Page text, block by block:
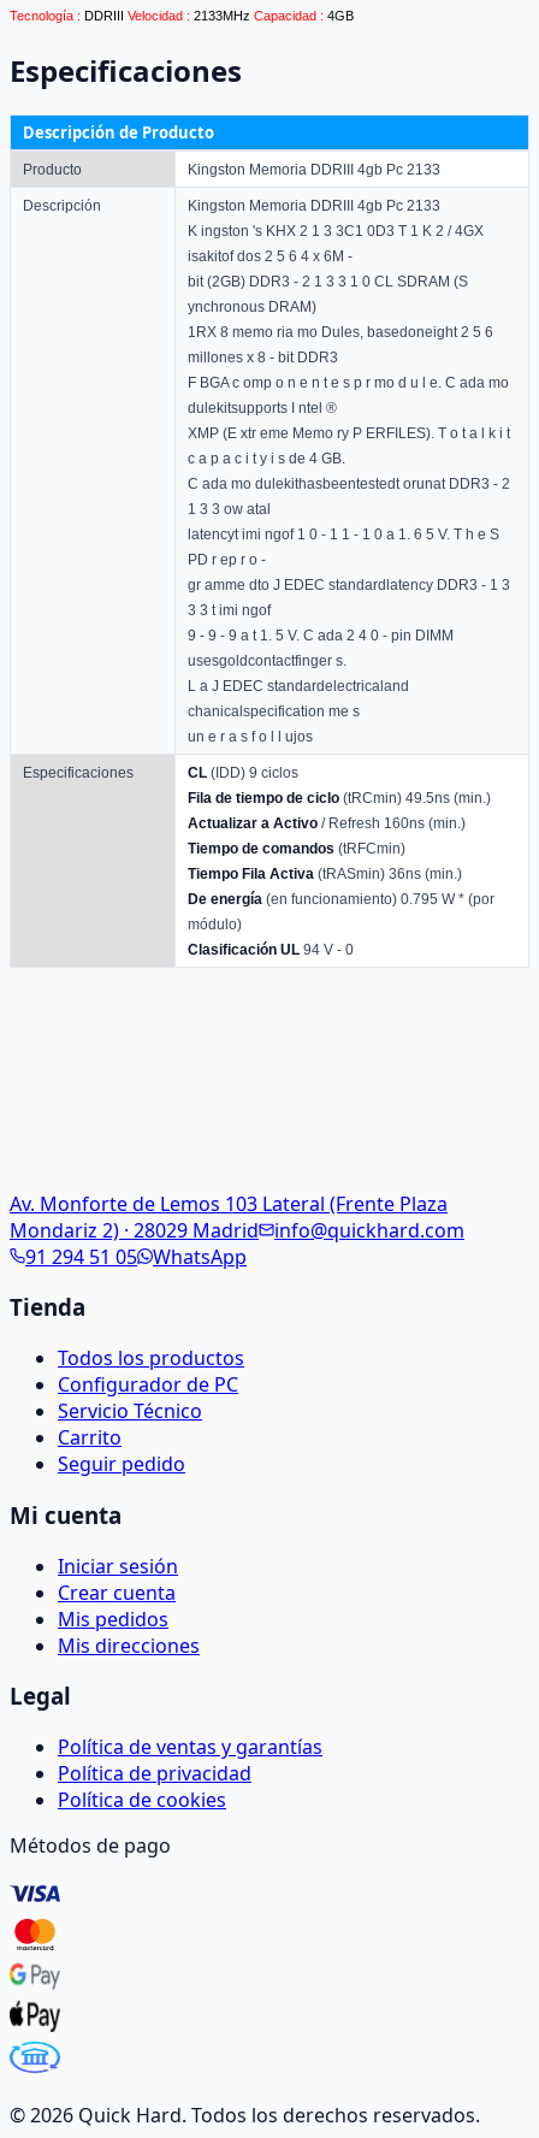
Tecnología : DDRIII Velocidad : 2133MHz Capacidad : 4GB
Especificaciones
Descripción de Producto
Producto Kingston Memoria DDRIII 4gb Pc 2133
Descripción
Kingston Memoria DDRIII 4gb Pc 2133
K ingston 's KHX 2 1 3 3C1 0D3 T 1 K 2 / 4GX
isakitof dos 2 5 6 4 x 6M -
bit (2GB) DDR3 - 2 1 3 3 1 0 CL SDRAM (S
ynchronous DRAM)
1RX 8 memo ria mo Dules, basedoneight 2 5 6
millones x 8 - bit DDR3
F BGA c omp o n e n t e s p r mo d u l e. C ada mo
dulekitsupports I ntel ®
XMP (E xtr eme Memo ry P ERFILES). T o t a l k i t
c a p a c i t y i s de 4 GB.
C ada mo dulekithasbeentestedt orunat DDR3 - 2
1 3 3 ow atal
latencyt imi ngof 1 0 - 1 1 - 1 0 a 1. 6 5 V. T h e S
PD r ep r o -
gr amme dto J EDEC standardlatency DDR3 - 1 3
3 3 t imi ngof
9 - 9 - 9 a t 1. 5 V. C ada 2 4 0 - pin DIMM
usesgoldcontactfinger s.
L a J EDEC standardelectricaland
chanicalspecification me s
un e r a s f o l l ujos
Especificaciones CL (IDD) 9 ciclos
Fila de tiempo de ciclo (tRCmin) 49.5ns (min.)
Actualizar a Activo / Refresh 160ns (min.)
Tiempo de comandos (tRFCmin)
Tiempo Fila Activa (tRASmin) 36ns (min.)
De energía (en funcionamiento) 0.795 W * (por
módulo)
Clasificación UL 94 V - 0
Av. Monforte de Lemos 103 Lateral (Frente Plaza
Mondariz 2) · 28029 Madrid
info@quickhard.com
91 294 51 05 WhatsApp
Tienda
Todos los productos
Configurador de PC
Servicio Técnico
Carrito
Seguir pedido
Mi cuenta
Iniciar sesión
Crear cuenta
Mis pedidos
Mis direcciones
Legal
Política de ventas y garantías
Política de privacidad
Política de cookies
Métodos de pago
©2026 Quick Hard. Todos los derechos reservados.